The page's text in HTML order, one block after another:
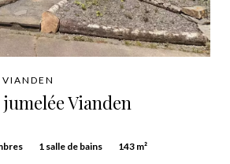
Vianden
1 salle de bains 143 m²